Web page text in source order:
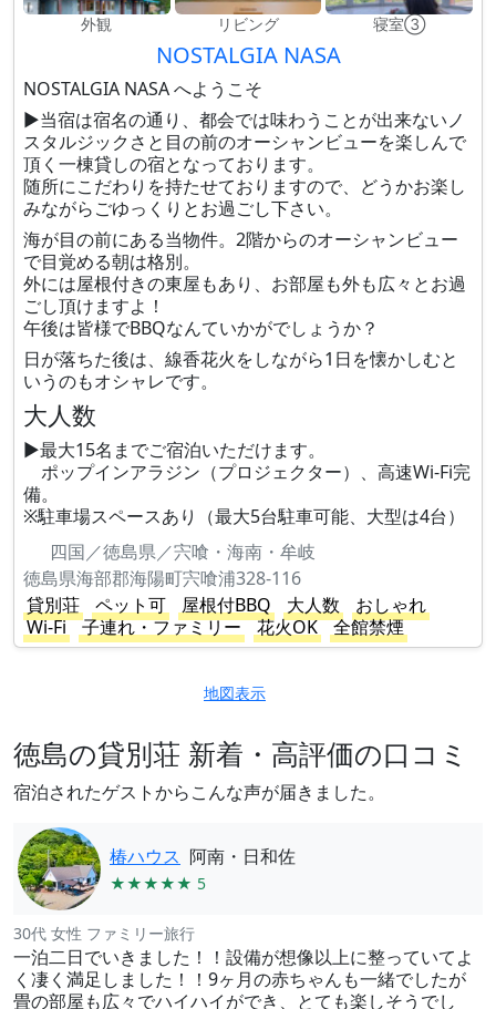
外観 リビング 寝室③
NOSTALGIA NASA
NOSTALGIA NASA へようこそ
▶当宿は宿名の通り、都会では味わうことが出来ないノ
スタルジックさと目の前のオーシャンビューを楽しんで
頂く一棟貸しの宿となっております。
随所にこだわりを持たせておりますので、どうかお楽し
みながらごゆっくりとお過ごし下さい。
海が目の前にある当物件。2階からのオーシャンビュー
で目覚める朝は格別。
外には屋根付きの東屋もあり、お部屋も外も広々とお過
ごし頂けますよ！
午後は皆様でBBQなんていかがでしょうか？
日が落ちた後は、線香花火をしながら1日を懐かしむと
いうのもオシャレです。
大人数
▶最大15名までご宿泊いただけます。
ポップインアラジン（プロジェクター）、高速Wi-Fi完
備。
※駐車場スペースあり（最大5台駐車可能、大型は4台）
四国／徳島県／宍喰・海南・牟岐
徳島県海部郡海陽町宍喰浦328-116
貸別荘
ペット可 屋根付BBQ 大人数
おしゃれ
Wi-Fi
子連れ・ファミリー 花火OK 全館禁煙
地図表示
徳島の貸別荘 新着・高評価の口コミ
宿泊されたゲストからこんな声が届きました。
椿ハウス 阿南・日和佐
★★★★★ 5
30代 女性 ファミリー旅行
一泊二日でいきました！！設備が想像以上に整っていてよ
く凄く満足しました！！9ヶ月の赤ちゃんも一緒でしたが
畳の部屋も広々でハイハイができ、とても楽しそうでし